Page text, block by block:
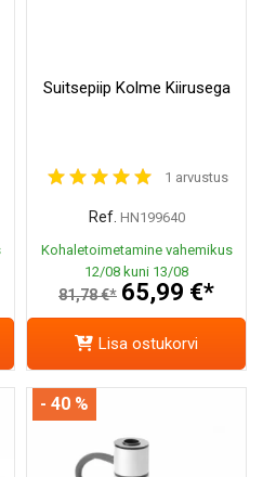
Suitsepiip Kolme Kiirusega
1 arvustus
Ref. HN199640
Kohaletoimetamine vahemikus
12/08 kuni 13/08
81,78 €* 65,99 €*
Lisa ostukorvi
- 40 %